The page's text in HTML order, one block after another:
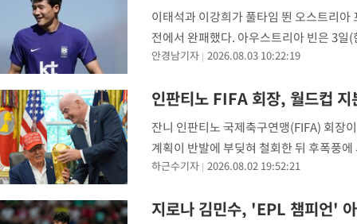
이태석과 이강희가 풀타임 뛴 오스트리
전에서 완패했다. 아우스트리아 빈은 3
시즌 분데스리가 1라운드 원정 경기에서
안경남기자 2026.08.03 10:22:19
인판티노 FIFA 회장, 월드컵
잔니 인판티노 국제축구연맹(FIFA) 회장
계획이 반발에 부딪혀 철회한 뒤 후폭풍
제해선 안 된다. 현 FIFA 지도부는 UEFA
하근수기자 2026.08.02 19:52:21
지로나 김민수, 'EPL 챔피언'